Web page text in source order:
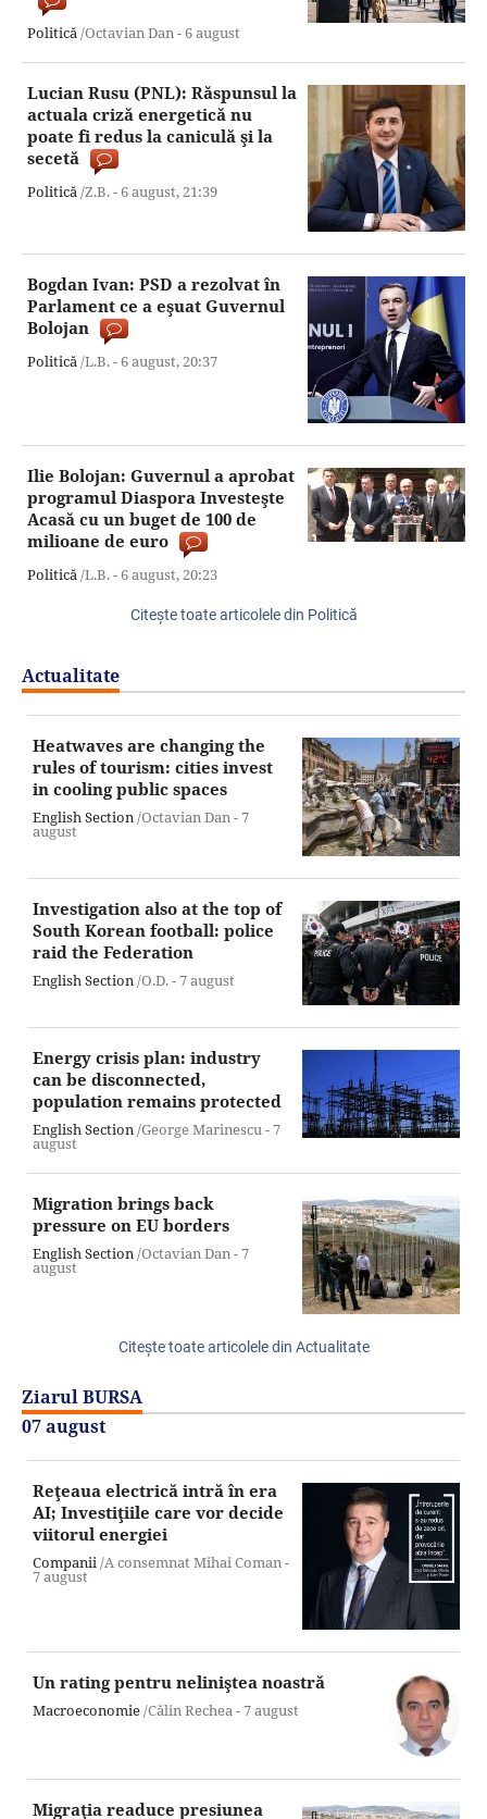
Politică/Octavian Dan -6 august
Lucian Rusu (PNL): Răspunsul la
actuala criză energetică nu
poate fi redus la caniculă şi la
secetă
Politică/Z.B. -6 august,21:39
Bogdan Ivan: PSD a rezolvat în
Parlament ce a eşuat Guvernul
Bolojan
Politică/L.B. -6 august,20:37
Ilie Bolojan: Guvernul a aprobat
programul Diaspora Investeşte
Acasă cu un buget de 100 de
milioane de euro
Politică/L.B. -6 august,20:23
Citeşte toate articolele din Politică
Actualitate
Heatwaves are changing the
rules of tourism: cities invest
in cooling public spaces
English Section/Octavian Dan -7
august
Investigation also at the top of
South Korean football: police
raid the Federation
English Section /O.D. -7 august
Energy crisis plan: industry
can be disconnected,
population remains protected
English Section/George Marinescu -7
august
Migration brings back
pressure on EU borders
English Section/Octavian Dan -7
august
Citeşte toate articolele din Actualitate
Ziarul BURSA
07 august
Reţeaua electrică intră în era
AI; Investiţiile care vor decide
viitorul energiei
Companii/A consemnat Mihai Coman -
7 august
Un rating pentru neliniştea noastră
Macroeconomie/Călin Rechea -7 august
Migraţia readuce presiunea